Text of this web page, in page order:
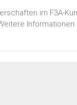
im F3A-